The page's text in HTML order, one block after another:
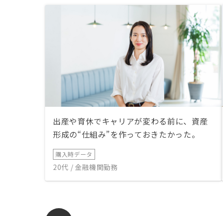
出産や育休でキャリアが変わる前に、資産
形成の“仕組み”を作っておきたかった。
購入時データ
20代 / 金融機関勤務